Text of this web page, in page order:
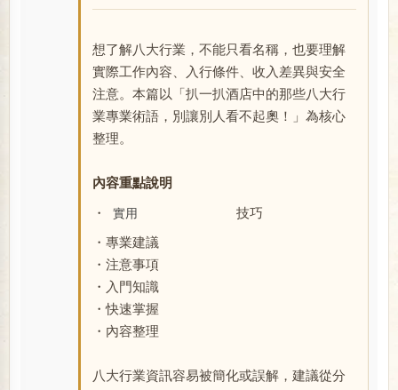
想了解八大行業，不能只看名稱，也要理解
實際工作內容、入行條件、收入差異與安全
注意。本篇以「扒一扒酒店中的那些八大行
業專業術語，別讓別人看不起奧！」為核心
整理。
內容重點說明
・ 實用 技巧
・專業建議
・注意事項
・入門知識
・快速掌握
・內容整理
八大行業資訊容易被簡化或誤解，建議從分